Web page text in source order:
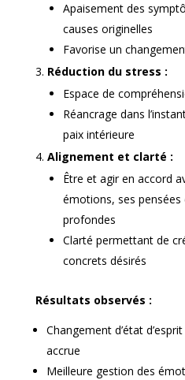
Apaisement des
causes originelles
Favorise un
Réduction du stress :
Espace de
Réancrage dans
paix intérieure
Alignement et clarté :
Être et agir en accord
émotions, ses
profondes
Clarté permettant de
concrets désirés
Résultats observés :
Changement d’état
accrue
Meilleure gestion des